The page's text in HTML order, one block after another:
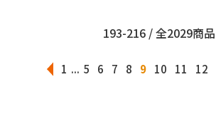
193-216 / 全2029商品
1 ... 5 6 7 8 9 10 11 12